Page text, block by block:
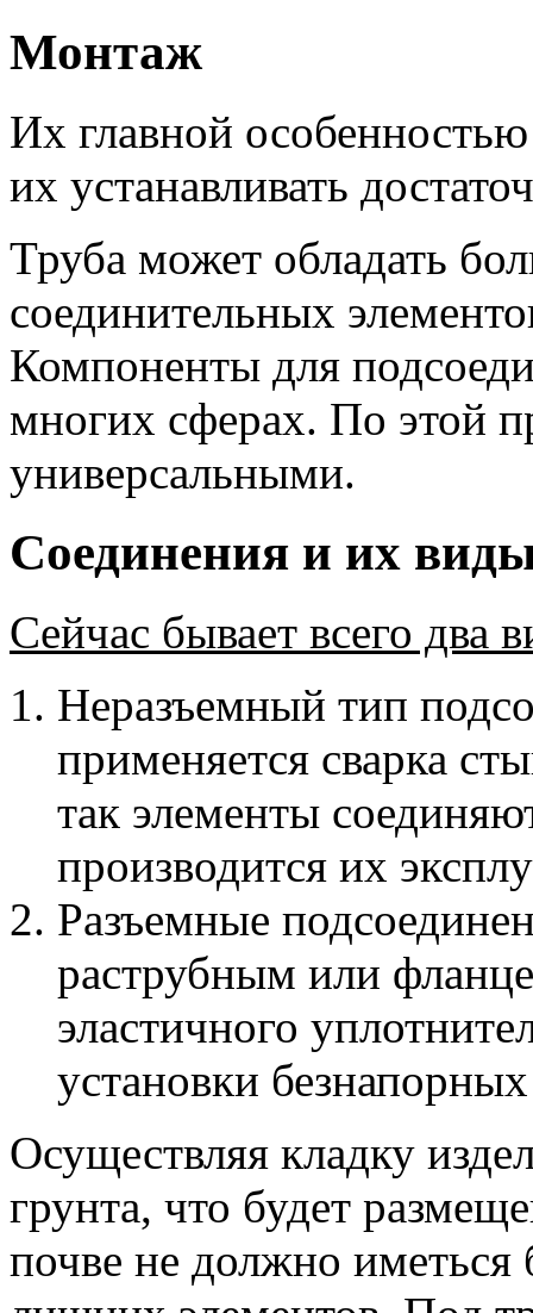
Монтаж
Их главной
их устанавливать
Труба может обладать
соединительных
Компоненты для
многих сферах. По этой
универсальными.
Соединения и их
Сейчас бывает всего два
Неразъемный тип
применяется сварка
так элементы
производится их
Разъемные
раструбным или
эластичного
установки
Осуществляя кладку
грунта, что будет
почве не должно